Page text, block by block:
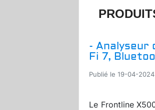
- Analyseur
Fi 7,
Publié le 19-04-2024
Le Frontline